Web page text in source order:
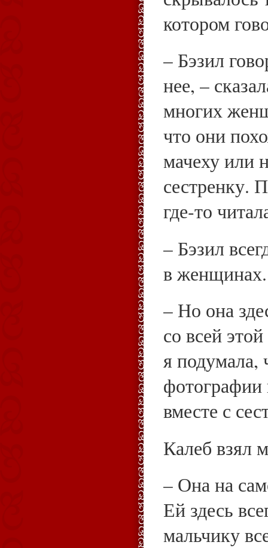
котором
– Бэзил
нее, –
многих
что они
мачеху или
сестренку.
где‑то
– Бэзил
в женщинах.
– Но она
со всей
я подумала,
вместе с
Калеб взял
– Она на
Ей здесь
мальчику